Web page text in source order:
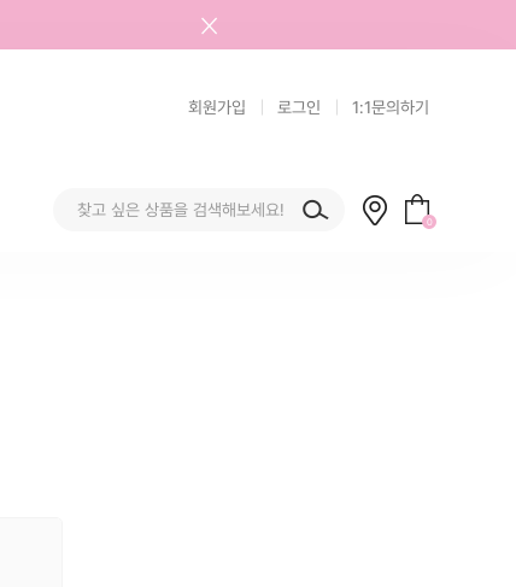
회원가입 로그인 1:1문의하기
0